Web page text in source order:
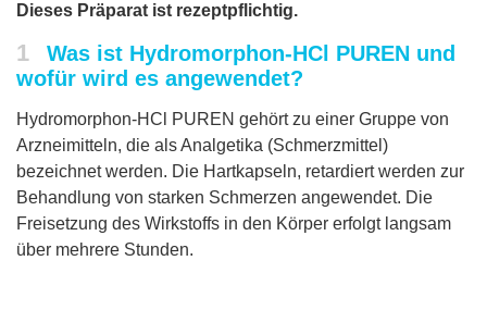
Dieses Präparat ist rezeptpflichtig.
1
Was ist Hydromorphon-HCl PUREN und
wofür wird es angewendet?
Hydromorphon-HCl PUREN gehört zu einer Gruppe von
Arzneimitteln, die als Analgetika (Schmerzmittel)
bezeichnet werden. Die Hartkapseln, retardiert werden zur
Behandlung von starken Schmerzen angewendet. Die
Freisetzung des Wirkstoffs in den Körper erfolgt langsam
über mehrere Stunden.